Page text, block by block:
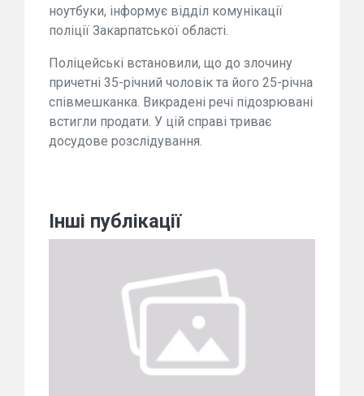
ноутбуки, інформує відділ комунікації
поліції Закарпатської області.
Поліцейські встановили, що до злочину
причетні 35-річний чоловік та його 25-річна
співмешканка. Викрадені речі підозрювані
встигли продати. У цій справі триває
досудове розслідування.
Інші публікації